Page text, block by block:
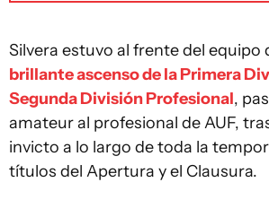
Silvera estuvo al frente del equipo
brillante ascenso de la Primera
Segunda División Profesional,
amateur al profesional de AUF,
invicto a lo largo de toda la
títulos del Apertura y el Clausura.